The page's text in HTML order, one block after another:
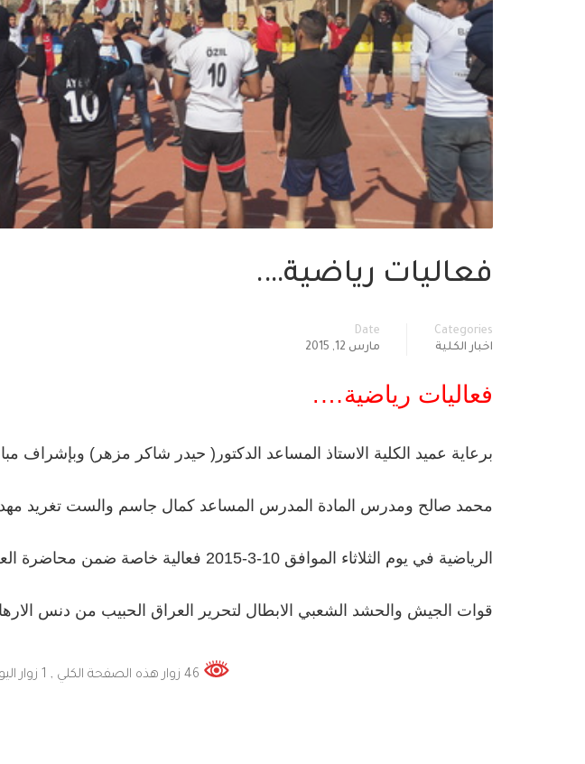
فعاليات رياضية….
Categories
اخبار الكلية
Date
مارس 12, 2015
فعاليات رياضية….
برعاية عميد الكلية الاستاذ المساعد الدكتور( حيدر شاكر مزهر) وبإشراف
محمد صالح ومدرس المادة المدرس المساعد كمال جاسم والست تغريد
الرياضية في يوم الثلاثاء الموافق 10-3-2015
قوات الجيش والحشد الشعبي الابطال لتحرير العراق الحبيب من دنس
, 1 زوار اليوم